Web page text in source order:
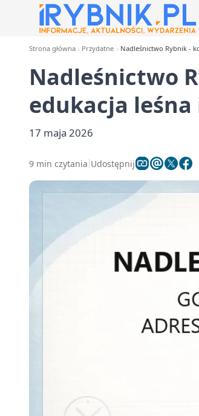
Strona główna Przydatne Nadleśnictwo Rybnik -
Nadleśnictwo
edukacja leśna
17 maja 2026
9 min czytania Udostępnij